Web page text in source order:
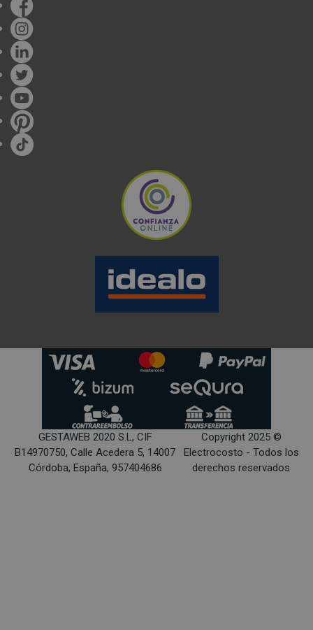
GESTAWEB 2020 S.L, CIF
B14970750, Calle Acedera 5, 14007
Córdoba, España, 957404686
Copyright 2025 ©
Electrocosto - Todos los
derechos reservados